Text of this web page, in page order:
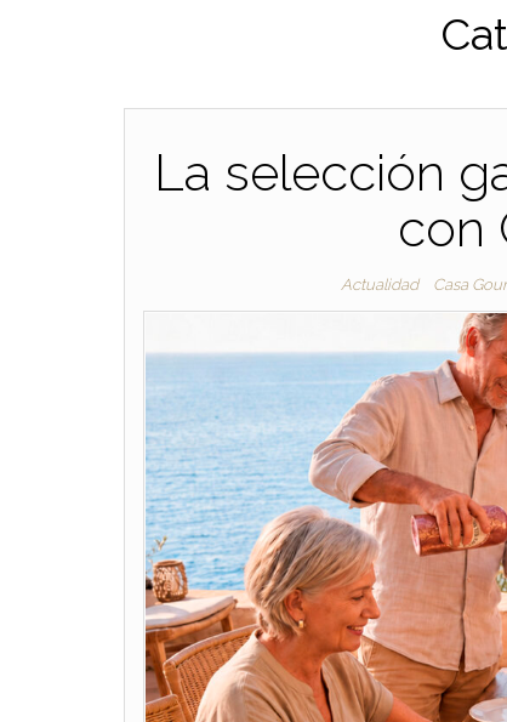
La selección
con
Actualidad Casa